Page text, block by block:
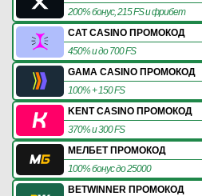
200% бонус, 215 FS и фрибет
CAT CASINO ПРОМОКОД
450% и до 700 FS
GAMA CASINO ПРОМОКОД
100% + 150 FS
KENT CASINO ПРОМОКОД
370% и 300 FS
МЕЛБЕТ ПРОМОКОД
100% бонус до 25000
BETWINNER ПРОМОКОД